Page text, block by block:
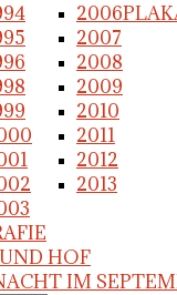
2006
2007
2008
2009
2010
2011
2012
2013
HOF
IM